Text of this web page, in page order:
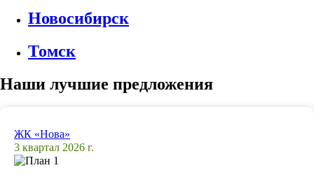
Новосибирск
Томск
Наши лучшие предложения
ЖК «Нова»
3 квартал 2026 г.